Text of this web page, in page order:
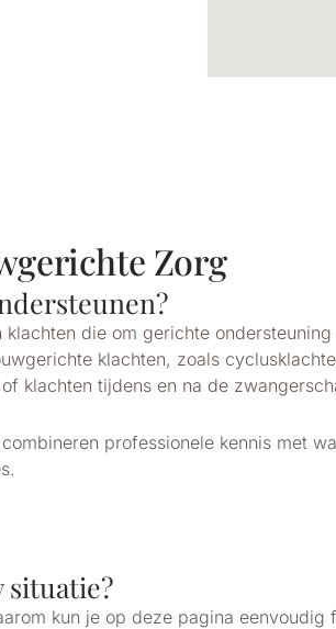
Zorg
die om gerichte
klachten, zoals
klachten tijdens en na de
professionele kennis met
situatie?
kun je op deze pagina eenvoudig